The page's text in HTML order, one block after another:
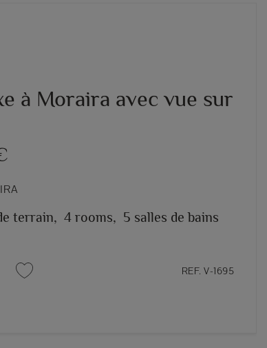
à Moraira avec vue sur
terrain, 4 rooms, 5 salles de bains
REF. V-1695